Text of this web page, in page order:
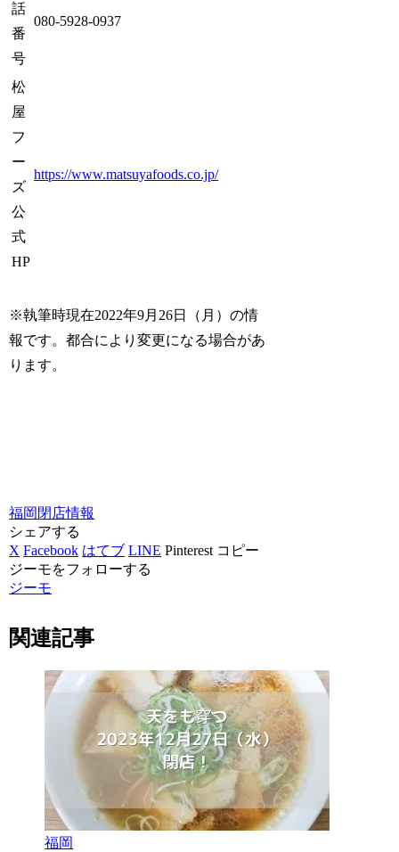
話
番
号
080-5928-0937
松
屋
フ
ー
ズ
公
式
HP
https://www.matsuyafoods.co.jp/
※執筆時現在2022年9月26日（月）の情
報です。都合により変更になる場合があ
ります。
福岡 閉店情報
シェアする
X Facebook はてブ LINE Pinterest コピー
ジーモをフォローする
ジーモ
関連記事
福岡